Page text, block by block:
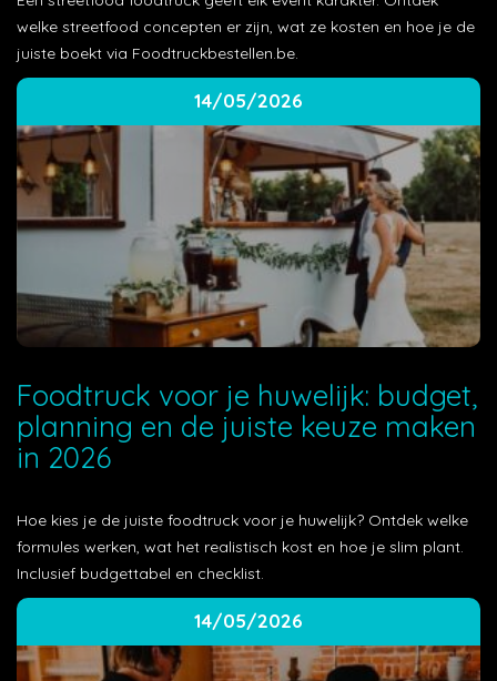
welke streetfood concepten er zijn, wat ze kosten en hoe je de
juiste boekt via Foodtruckbestellen.be.
14/05/2026
Foodtruck voor je huwelijk: budget,
planning en de juiste keuze maken
in 2026
Hoe kies je de juiste foodtruck voor je huwelijk? Ontdek welke
formules werken, wat het realistisch kost en hoe je slim plant.
Inclusief budgettabel en checklist.
14/05/2026